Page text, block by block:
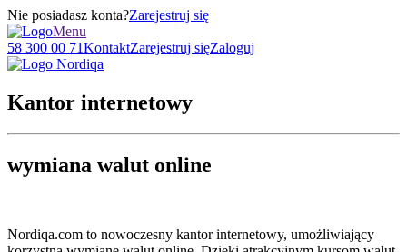
Nie posiadasz konta?Zarejestruj się
Menu
58 300 00 71KontaktZarejestruj sięZaloguj
Kantor internetowy
wymiana walut online
Nordiqa.com to nowoczesny kantor internetowy, umożliwiający